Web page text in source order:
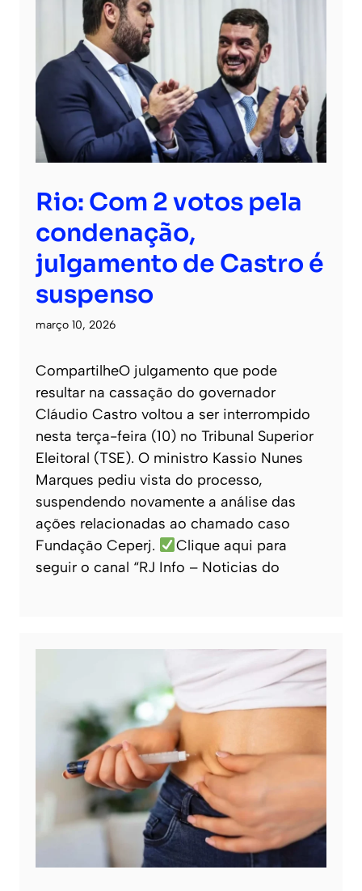
Rio: Com 2 votos pela
condenação,
julgamento de Castro é
suspenso
março 10, 2026
CompartilheO julgamento que pode
resultar na cassação do governador
Cláudio Castro voltou a ser interrompido
nesta terça-feira (10) no Tribunal Superior
Eleitoral (TSE). O ministro Kassio Nunes
Marques pediu vista do processo,
suspendendo novamente a análise das
ações relacionadas ao chamado caso
Fundação Ceperj.
Clique aqui para
seguir o canal “RJ Info – Noticias do